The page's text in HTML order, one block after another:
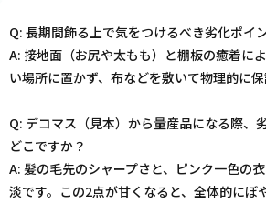
Q: 長期間飾る上で気をつけるべき劣化ポイ
A: 接地面（お尻や太もも）と棚板の癒着に
い場所に置かず、布などを敷いて物理的に保
Q: デコマス（見本）から量産品になる際、
どこですか？
A: 髪の毛先のシャープさと、ピンク一色の
淡です。この2点が甘くなると、全体的にぼ